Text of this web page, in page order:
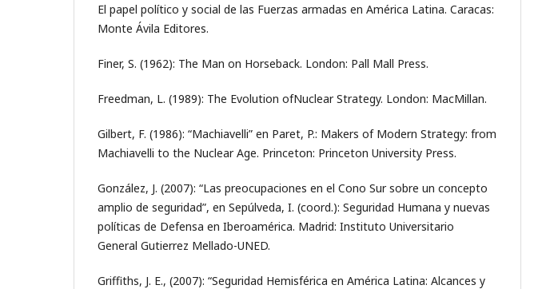
El papel político y social de las Fuerzas armadas en América Latina. Caracas:
Monte Ávila Editores.
Finer, S. (1962): The Man on Horseback. London: Pall Mall Press.
Freedman, L. (1989): The Evolution ofNuclear Strategy. London: MacMillan.
Gilbert, F. (1986): “Machiavelli” en Paret, P.: Makers of Modern Strategy: from
Machiavelli to the Nuclear Age. Princeton: Princeton University Press.
González, J. (2007): “Las preocupaciones en el Cono Sur sobre un concepto
amplio de seguridad”, en Sepúlveda, I. (coord.): Seguridad Humana y nuevas
políticas de Defensa en Iberoamérica. Madrid: Instituto Universitario
General Gutierrez Mellado-UNED.
Griffiths, J. E., (2007): “Seguridad Hemisférica en América Latina: Alcances y